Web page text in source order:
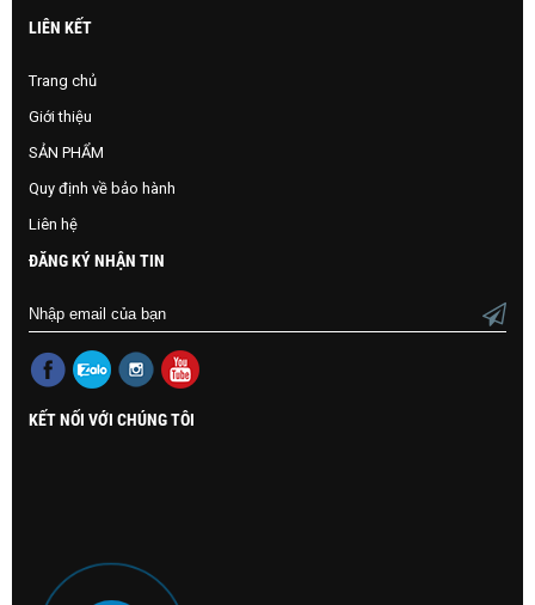
LIÊN KẾT
Trang chủ
Giới thiệu
SẢN PHẨM
Quy định về bảo hành
Liên hệ
ĐĂNG KÝ NHẬN TIN
KẾT NỐI VỚI CHÚNG TÔI